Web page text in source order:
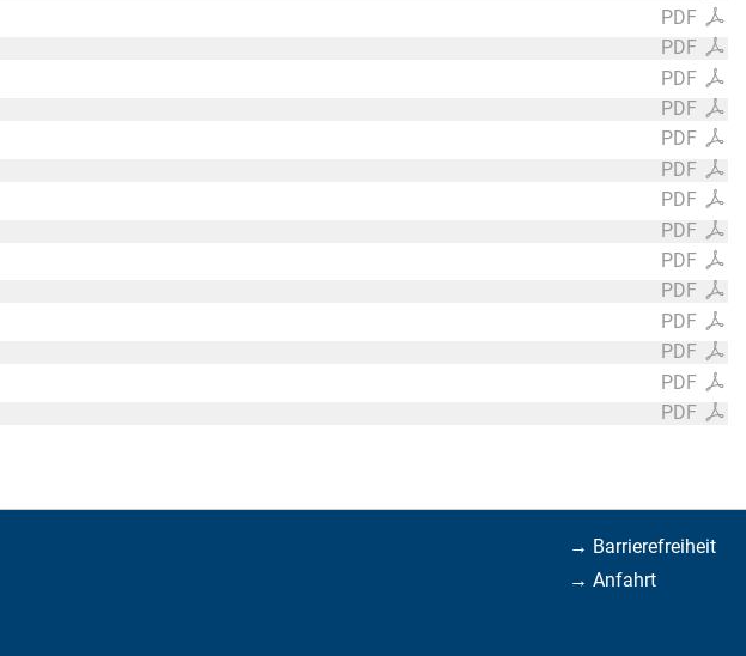
PDF
PDF
PDF
PDF
PDF
PDF
PDF
PDF
PDF
PDF
PDF
PDF
PDF
PDF
→ Barrierefreiheit
→ Anfahrt